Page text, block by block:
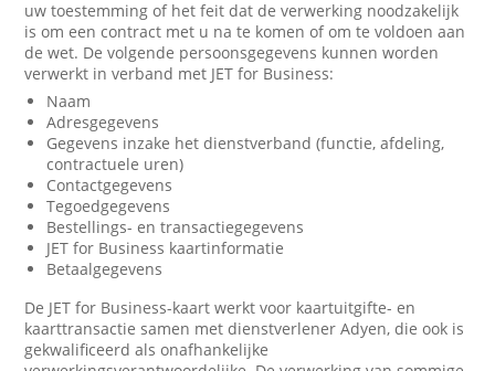
uw toestemming of het feit dat de verwerking noodzakelijk
is om een contract met u na te komen of om te voldoen aan
de wet. De volgende persoonsgegevens kunnen worden
verwerkt in verband met JET for Business:
Naam
Adresgegevens
Gegevens inzake het dienstverband (functie, afdeling,
contractuele uren)
Contactgegevens
Tegoedgegevens
Bestellings- en transactiegegevens
JET for Business kaartinformatie
Betaalgegevens
De JET for Business-kaart werkt voor kaartuitgifte- en
kaarttransactie samen met dienstverlener Adyen, die ook is
gekwalificeerd als onafhankelijke